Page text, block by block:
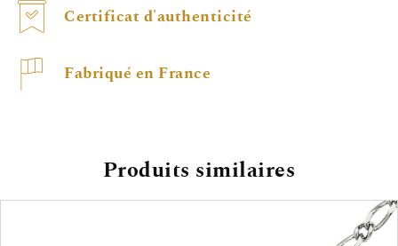
Certificat d'authenticité
Fabriqué en France
Produits similaires